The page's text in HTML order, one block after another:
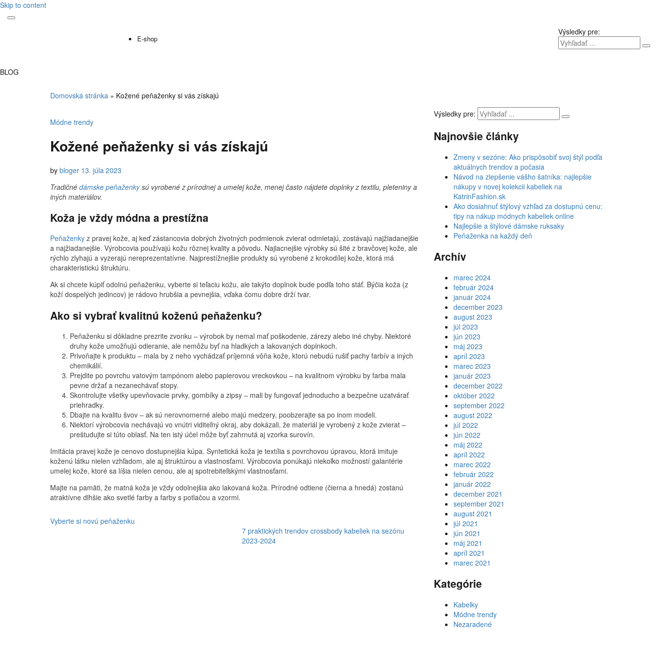
Skip to content
Toggle
Výsledky pre:
E-shop
BLOG
Domovská stránka » Kožené peňaženky si vás získajú
Módne trendy
Kožené peňaženky si vás získajú
by bloger 13. júla 2023
Tradičné dámske peňaženkysú vyrobené z prírodnej a umelej kože, menej často nájdete doplnky z textilu, pleteniny a
iných materiálov.
Koža je vždy módna a prestížna
Peňaženky z pravej kože, aj keď zástancovia dobrých životných podmienok zvierat odmietajú, zostávajú najžiadanejšie
a najžiadanejšie. Výrobcovia používajú kožu rôznej kvality a pôvodu. Najlacnejšie výrobky sú šité z bravčovej kože, ale
rýchlo zlyhajú a vyzerajú nereprezentatívne. Najprestížnejšie produkty sú vyrobené z krokodílej kože, ktorá má
charakteristickú štruktúru.
Ak si chcete kúpiť odolnú peňaženku, vyberte si teľaciu kožu, ale takýto doplnok bude podľa toho stáť. Býčia koža (z
koží dospelých jedincov) je rádovo hrubšia a pevnejšia, vďaka čomu dobre drží tvar.
Ako si vybrať kvalitnú koženú peňaženku?
Peňaženku si dôkladne prezrite zvonku – výrobok by nemal mať poškodenie, zárezy alebo iné chyby. Niektoré
druhy kože umožňujú odieranie, ale nemôžu byť na hladkých a lakovaných doplnkoch.
Privoňajte k produktu – mala by z neho vychádzať príjemná vôňa kože, ktorú nebudú rušiť pachy farbív a iných
chemikálií.
Prejdite po povrchu vatovým tampónom alebo papierovou vreckovkou – na kvalitnom výrobku by farba mala
pevne držať a nezanechávať stopy.
Skontrolujte všetky upevňovacie prvky, gombíky a zipsy – mali by fungovať jednoducho a bezpečne uzatvárať
priehradky.
Dbajte na kvalitu švov – ak sú nerovnomerné alebo majú medzery, poobzerajte sa po inom modeli.
Niektorí výrobcovia nechávajú vo vnútri viditeľný okraj, aby dokázali, že materiál je vyrobený z kože zvierat –
preštudujte si túto oblasť. Na ten istý účel môže byť zahrnutá aj vzorka surovín.
Imitácia pravej kože je cenovo dostupnejšia kúpa. Syntetická koža je textília s povrchovou úpravou, ktorá imituje
koženú látku nielen vzhľadom, ale aj štruktúrou a vlastnosťami. Výrobcovia ponúkajú niekoľko možností galantérie
umelej kože, ktoré sa líšia nielen cenou, ale aj spotrebiteľskými vlastnosťami.
Majte na pamäti, že matná koža je vždy odolnejšia ako lakovaná koža. Prírodné odtiene (čierna a hnedá) zostanú
atraktívne dlhšie ako svetlé farby a farby s potlačou a vzormi.
Vyberte si novú peňaženku
7 praktických trendov crossbody kabeliek na sezónu
2023-2024
Výsledky pre:
Najnovšie články
Zmeny v sezóne: Ako prispôsobiť svoj štýl podľa
aktuálnych trendov a počasia
Návod na zlepšenie vášho šatníka: najlepšie
nákupy v novej kolekcii kabeliek na
KatrinFashion.sk
Ako dosiahnuť štýlový vzhľad za dostupnú cenu:
tipy na nákup módnych kabeliek online
Najlepšie a štýlové dámske ruksaky
Peňaženka na každý deň
Archív
marec 2024
február 2024
január 2024
december 2023
august 2023
júl 2023
jún 2023
máj 2023
apríl 2023
marec 2023
január 2023
december 2022
október 2022
september 2022
august 2022
júl 2022
jún 2022
máj 2022
apríl 2022
marec 2022
február 2022
január 2022
december 2021
september 2021
august 2021
júl 2021
jún 2021
máj 2021
apríl 2021
marec 2021
Kategórie
Kabelky
Módne trendy
Nezaradené